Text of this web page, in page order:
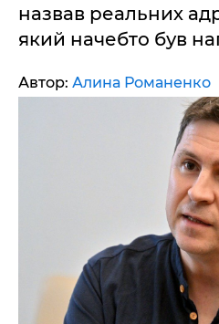
назвав реальних
який начебто був
Автор: Алина Романенко